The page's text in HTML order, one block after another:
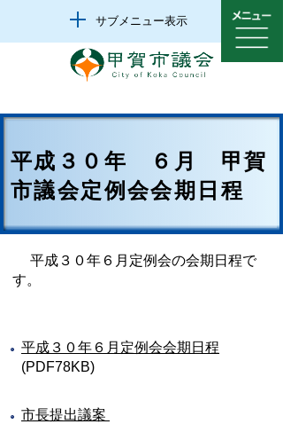
サブメニュー表示
平成３０年 ６月 甲賀
市議会定例会会期日程
平成３０年６月定例会の会期日程で
す。
平成３０年６月定例会会期日程
(PDF78KB)
市長提出議案